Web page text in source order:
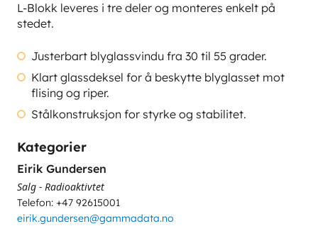
L-Blokk leveres i tre deler og monteres enkelt på
stedet.
Justerbart blyglassvindu fra 30 til 55 grader.
Klart glassdeksel for å beskytte blyglasset mot
flising og riper.
Stålkonstruksjon for styrke og stabilitet.
Kategorier
Eirik Gundersen
Salg - Radioaktivtet
Telefon: +47 92615001
eirik.gundersen@gammadata.no